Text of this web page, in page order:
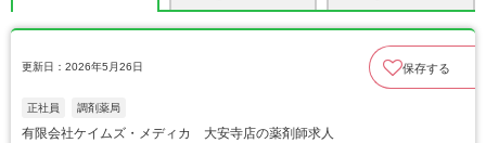
更新日：2026年5月26日 保存する
正社員 調剤薬局
有限会社ケイムズ・メディカ 大安寺店の薬剤師求人